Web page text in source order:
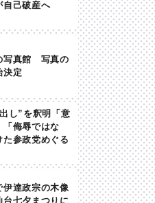
自己破産へ
写真館 写真の
決定
し”を釈明「意
「侮辱ではな
参政党めぐる
達政宗の木像
七夕まつりに